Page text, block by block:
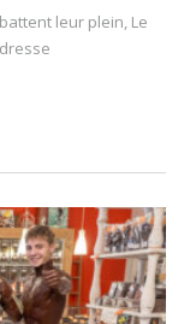
leur plein, Le